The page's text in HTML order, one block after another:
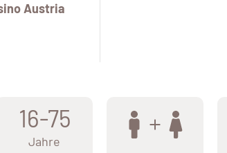
Austria
16-75
Jahre